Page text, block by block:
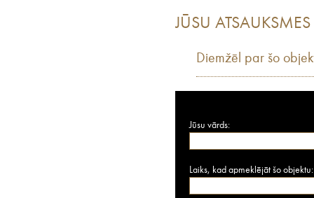
JŪSU ATSAUKSMES
Diemžēl par šo
Jūsu vārds:
Laiks, kad apmeklējāt šo objektu: